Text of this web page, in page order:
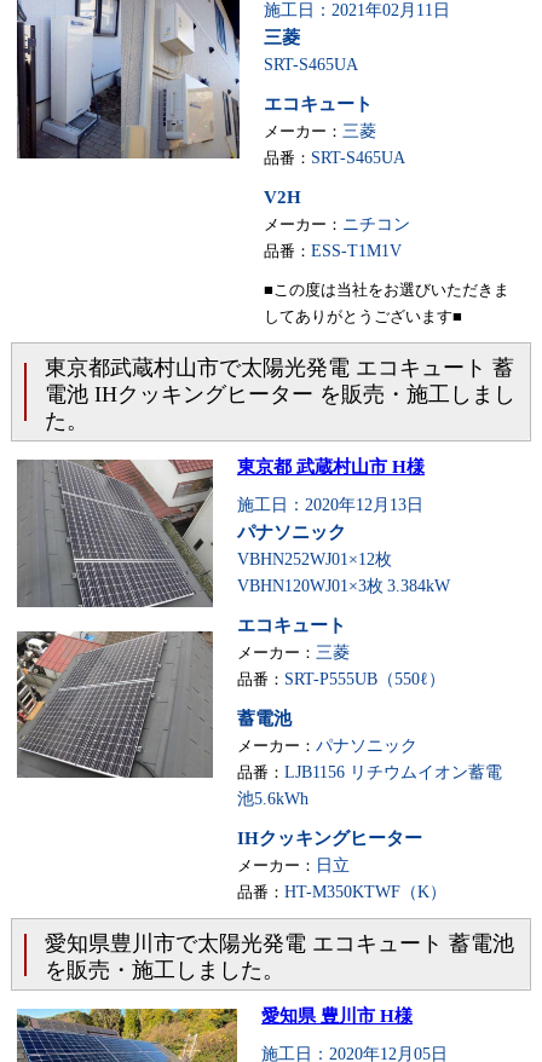
施工日：2021年02月11日
三菱
SRT-S465UA
エコキュート
メーカー： 三菱
品番： SRT-S465UA
V2H
メーカー： ニチコン
品番： ESS-T1M1V
■この度は当社をお選びいただきま
してありがとうございます■
東京都武蔵村山市で太陽光発電 エコキュート 蓄
電池 IHクッキングヒーター を販売・施工しまし
た。
東京都 武蔵村山市 H様
施工日：2020年12月13日
パナソニック
VBHN252WJ01×12枚
VBHN120WJ01×3枚 3.384kW
エコキュート
メーカー： 三菱
品番： SRT-P555UB（550ℓ）
蓄電池
メーカー： パナソニック
品番： LJB1156 リチウムイオン蓄電
池5.6kWh
IHクッキングヒーター
メーカー： 日立
品番： HT-M350KTWF（K）
愛知県豊川市で太陽光発電 エコキュート 蓄電池
を販売・施工しました。
愛知県 豊川市 H様
施工日：2020年12月05日